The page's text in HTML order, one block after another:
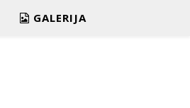
GALERIJA